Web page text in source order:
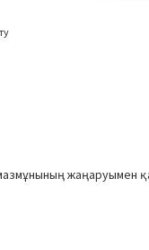
мазмұнының